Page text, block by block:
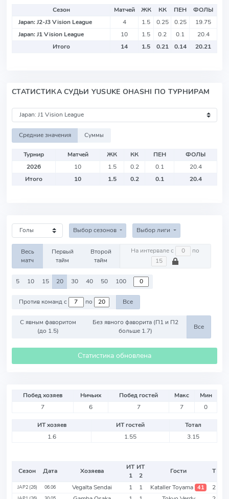
Сезон Матчей ЖК КК ПЕН
ФОЛЫ
Japan: J2-J3 Vision League
4 1.5 0.25 0.25
19.75
Japan: J1 Vision League
10 1.5 0.2 0.1
20.4
Итого
14 1.5 0.21 0.14 20.21
СТАТИСТИКА СУДЬИ YUSUKE OHASHI ПО ТУРНИРАМ
Средние значения Суммы
Турнир Матчей ЖК КК ПЕН
ФОЛЫ
2026
10 1.5 0.2 0.1
20.4
Итого
10 1.5 0.2 0.1 20.4
Выбор сезонов Выбор лиги
Весь
матч
Первый
тайм
Второй
тайм
На интервале с по
5 10 15 20 30 40 50 100
Против команд с по Все
С явным фаворитом
(до 1.5)
Без явного фаворита (П1 и П2
больше 1.7)
Все
Статистика обновлена
Побед хозяев Ничьих Побед гостей Макс
Мин
7
6 7 7 0
ИТ хозяев ИТ гостей
Тотал
1.6
1.55 3.15
Сезон Дата Хозяева
ИТ
1
ИТ
2
Гости Т
JAP2 (26) 06.06 Vegalta Sendai 1 1 Kataller Toyama 41 2